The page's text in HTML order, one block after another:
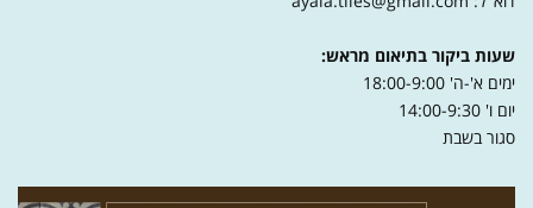
שעות ביקור בתיאום מראש:
ימים א'-ה' 18:00-9:00
יום ו' 14:00-9:30
סגור בשבת